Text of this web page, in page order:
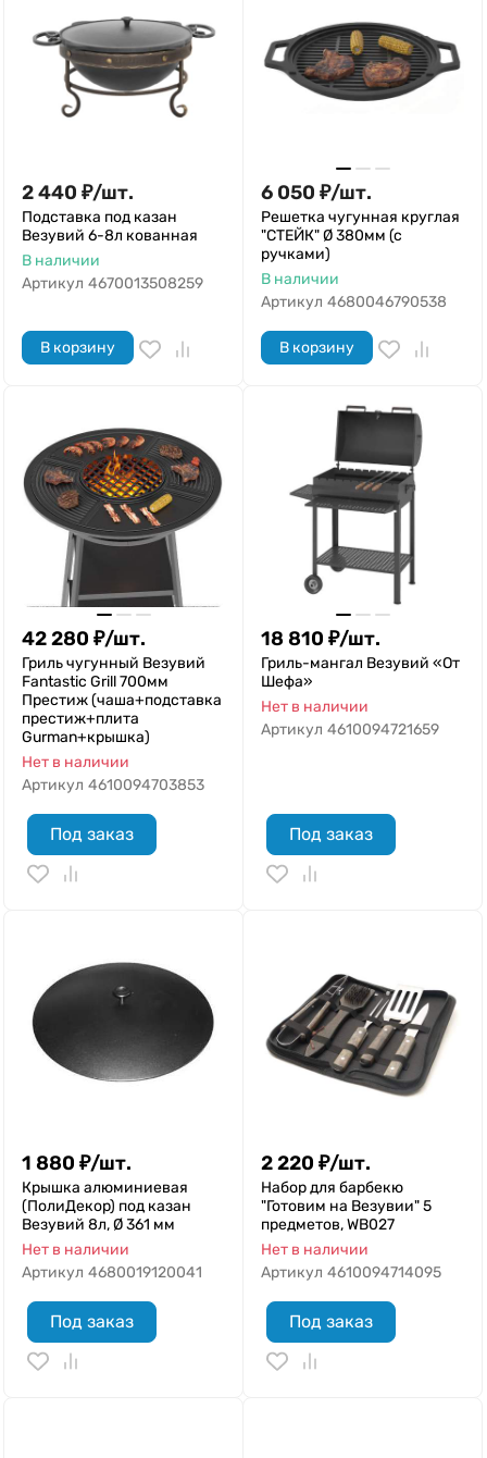
2 440 ₽/шт.
Подставка под казан
Везувий 6-8л кованная
В наличии
Артикул 4670013508259
В корзину
6 050 ₽/шт.
Решетка чугунная круглая
"СТЕЙК" Ø 380мм (с
ручками)
В наличии
Артикул 4680046790538
В корзину
42 280 ₽/шт.
Гриль чугунный Везувий
Fantastic Grill 700мм
Престиж (чаша+подставка
престиж+плита
Gurman+крышка)
Нет в наличии
Артикул 4610094703853
Под заказ
18 810 ₽/шт.
Гриль-мангал Везувий «От
Шефа»
Нет в наличии
Артикул 4610094721659
Под заказ
1 880 ₽/шт.
Крышка алюминиевая
(ПолиДекор) под казан
Везувий 8л, Ø 361 мм
Нет в наличии
Артикул 4680019120041
Под заказ
2 220 ₽/шт.
Набор для барбекю
"Готовим на Везувии" 5
предметов, WB027
Нет в наличии
Артикул 4610094714095
Под заказ